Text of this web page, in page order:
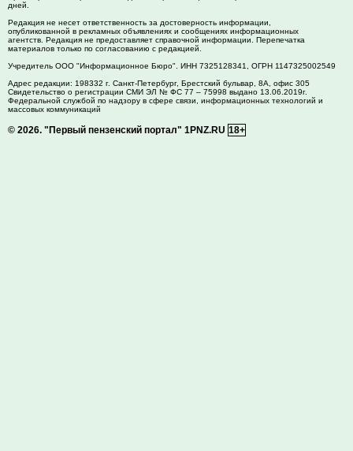
дней.
Редакция не несет ответственность за достоверность информации,
опубликованной в рекламных объявлениях и сообщениях информационных
агентств. Редакция не предоставляет справочной информации. Перепечатка
материалов только по согласованию с редакцией.
Учредитель ООО "Информационное Бюро". ИНН 7325128341, ОГРН 1147325002549
Адрес редакции: 198332 г. Санкт-Петербург, Брестский бульвар, 8А, офис 305
Свидетельство о регистрации СМИ ЭЛ № ФС 77 – 75998 выдано 13.06.2019г.
Федеральной службой по надзору в сфере связи, информационных технологий и
массовых коммуникаций
© 2026. "Первый пензенский портал" 1PNZ.RU 18+